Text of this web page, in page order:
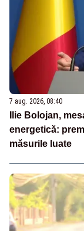
7 aug. 2026, 08:40
Ilie Bolojan,
energetică:
măsurile luate